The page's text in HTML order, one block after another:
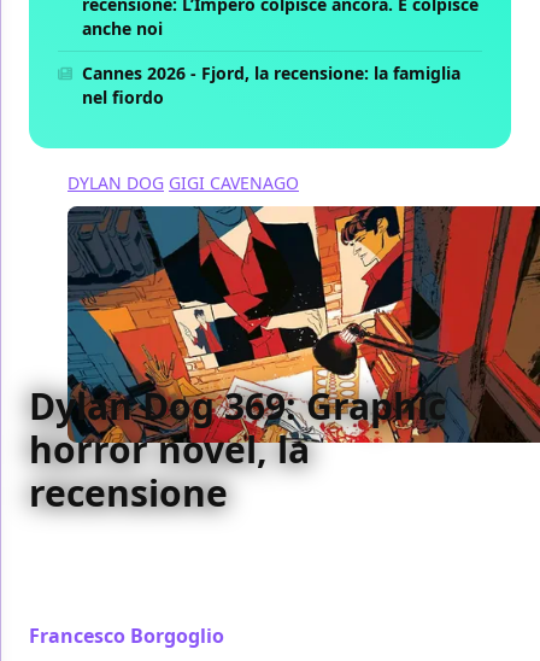
anche noi
Cannes 2026 - Fjord, la recensione: la famiglia
nel fiordo
DYLAN DOG GIGI CAVENAGO
Dylan Dog 369: Graphic
horror novel, la
recensione
Francesco Borgoglio